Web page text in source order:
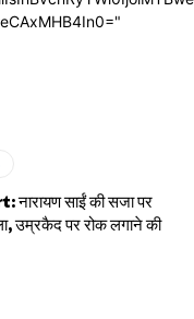
साईं की सजा पर
उम्रकैद पर रोक लगाने की